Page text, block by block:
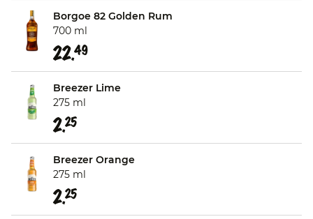
Borgoe 82 Golden Rum
700 ml
22.49
Breezer Lime
275 ml
2.25
Breezer Orange
275 ml
2.25